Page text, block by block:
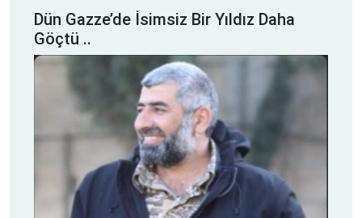
28
Haz
Dün Gazze’de İsimsiz Bir Yıldız Daha
Göçtü ..